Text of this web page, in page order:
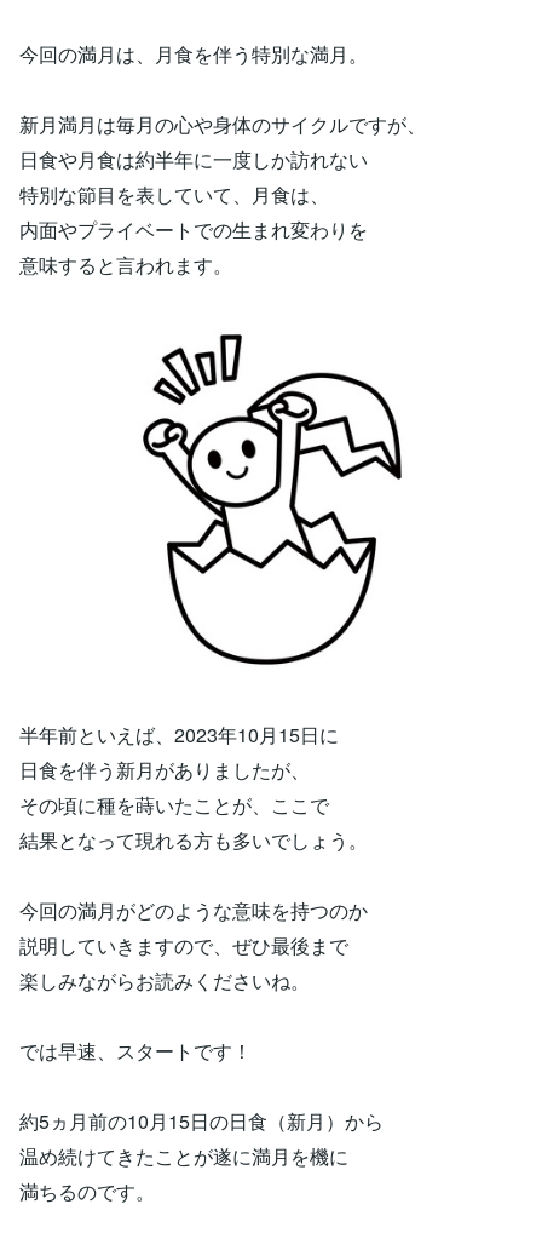
今回の満月は、月食を伴う特別な満月。
新月満月は毎月の心や身体のサイクルですが、
日食や月食は約半年に一度しか訪れない
特別な節目を表していて、月食は、
内面やプライベートでの生まれ変わりを
意味すると言われます。
半年前といえば、2023年10月15日に
日食を伴う新月がありましたが、
その頃に種を蒔いたことが、ここで
結果となって現れる方も多いでしょう。
今回の満月がどのような意味を持つのか
説明していきますので、ぜひ最後まで
楽しみながらお読みくださいね。
では早速、スタートです！
約5ヵ月前の10月15日の日食（新月）から
温め続けてきたことが遂に満月を機に
満ちるのです。